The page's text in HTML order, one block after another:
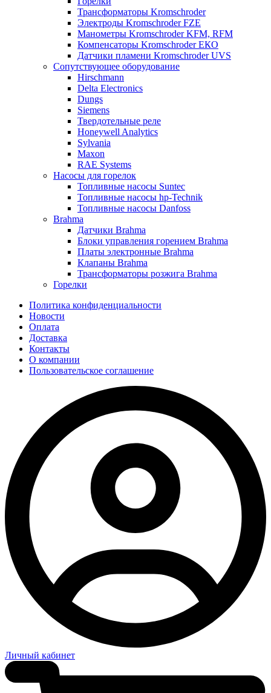
Трансформаторы Kromschroder
Электроды Kromschroder FZE
Манометры Kromschroder KFM, RFM
Компенсаторы Kromschroder ЕКО
Датчики пламени Kromschroder UVS
Сопутствующее оборудование
Hirschmann
Delta Electronics
Dungs
Siemens
Твердотельные реле
Honeywell Analytics
Sylvania
Maxon
RAE Systems
Насосы для горелок
Топливные насосы Suntec
Топливные насосы hp-Technik
Топливные насосы Danfoss
Brahma
Датчики Brahma
Блоки управления горением Brahma
Платы электронные Brahma
Клапаны Brahma
Трансформаторы розжига Brahma
Горелки
Политика конфиденциальности
Новости
Оплата
Доставка
Контакты
О компании
Пользовательское соглашение
Личный кабинет